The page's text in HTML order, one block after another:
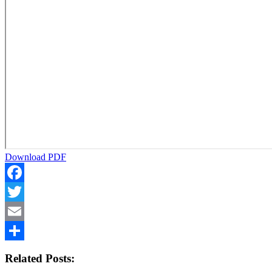
Download PDF
Facebook
Twitter
Email
Related Posts: